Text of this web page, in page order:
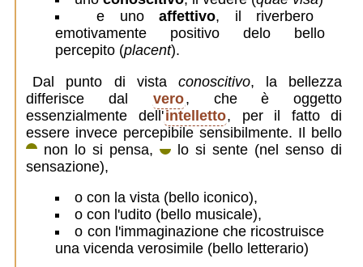
e unoaffettivo, il riverbero
emotivamente positivo delo bello
percepito (placent).
Dal punto di vista conoscitivo, la bellezza
differisce dal vero, che è oggetto
essenzialmente dell'intelletto, per il fatto di
essere invece percepibile sensibilmente. Il bello
non lo si pensa,
lo si sente (nel senso di
sensazione),
o con la vista (bello iconico),
o con l'udito (bello musicale),
o con l'immaginazione che ricostruisce
una vicenda verosimile (bello letterario)